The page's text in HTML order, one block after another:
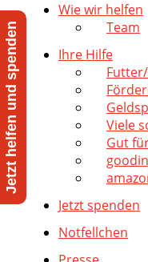
Wie wir helfen
Team
Ihre Hilfe
Viele
Gut
Jetzt spenden
Notfellchen
Jetzt helfen und spenden